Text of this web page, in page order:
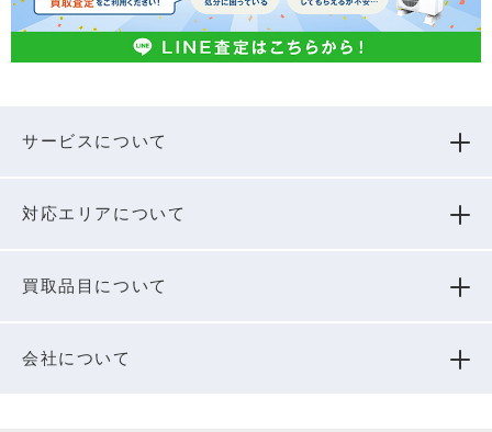
サービスについて
対応エリアについて
買取品⽬について
会社について